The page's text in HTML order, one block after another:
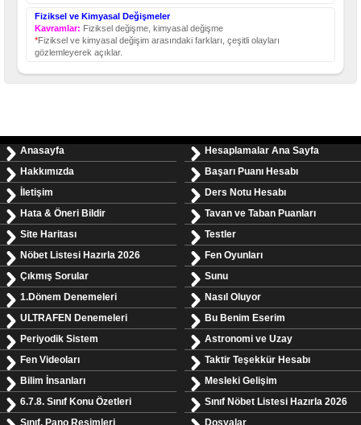
Fiziksel ve Kimyasal Değişmeler
Kavramlar: Fiziksel değişme, kimyasal değişme
*Fiziksel ve kimyasal değişim arasındaki farkları, çeşitli olayları
gözlemleyerek açıklar.
Anasayfa
Hakkımızda
İletişim
Hata & Öneri Bildir
Site Haritası
Nöbet Listesi Hazırla 2026
Çıkmış Sorular
1.Dönem Denemeleri
ULTRAFEN Denemeleri
Periyodik Sistem
Fen Videoları
Bilim İnsanları
6.7.8. Sınıf Konu Özetleri
Sınıf, Pano Resimleri
Hesaplamalar Ana Sayfa
Başarı Puanı Hesabı
Ders Notu Hesabı
Tavan ve Taban Puanları
Testler
Fen Oyunları
Sunu
Nasıl Oluyor
Bu Benim Eserim
Astronomi ve Uzay
Taktir Teşekkür Hesabı
Mesleki Gelişim
Sınıf Nöbet Listesi Hazırla 2026
Dosyalar